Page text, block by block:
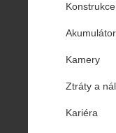
Konstrukce
Kamery
Ztráty a
Kariéra